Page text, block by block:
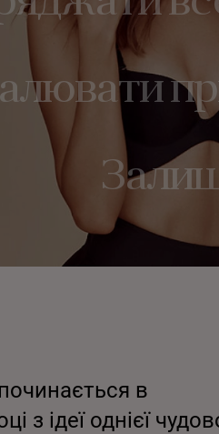
в
з ідеї однієї